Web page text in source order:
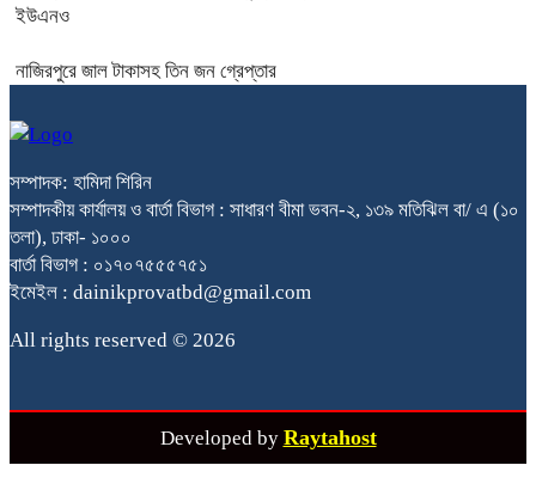
ইউএনও
নাজিরপুরে জাল টাকাসহ তিন জন গ্রেপ্তার
সম্পাদক: হামিদা শিরিন
সম্পাদকীয় কার্যালয় ও বার্তা বিভাগ : সাধারণ বীমা ভবন-২, ১৩৯ মতিঝিল বা/ এ (১০
তলা), ঢাকা- ১০০০
বার্তা বিভাগ : ০১৭০৭৫৫৫৭৫১
ইমেইল : dainikprovatbd@gmail.com
All rights reserved © 2026
Developed by Raytahost